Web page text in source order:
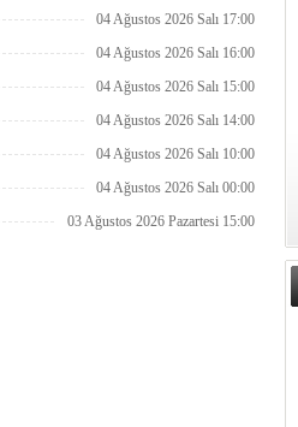
04 Ağustos 2026 Salı 17:00
04 Ağustos 2026 Salı 16:00
04 Ağustos 2026 Salı 15:00
04 Ağustos 2026 Salı 14:00
04 Ağustos 2026 Salı 10:00
04 Ağustos 2026 Salı 00:00
03 Ağustos 2026 Pazartesi 15:00